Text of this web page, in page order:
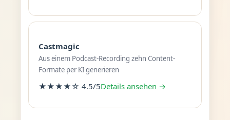
Castmagic
Aus einem Podcast-Recording zehn Content-
Formate per KI generieren
★★★★☆ 4.5/5Details ansehen →